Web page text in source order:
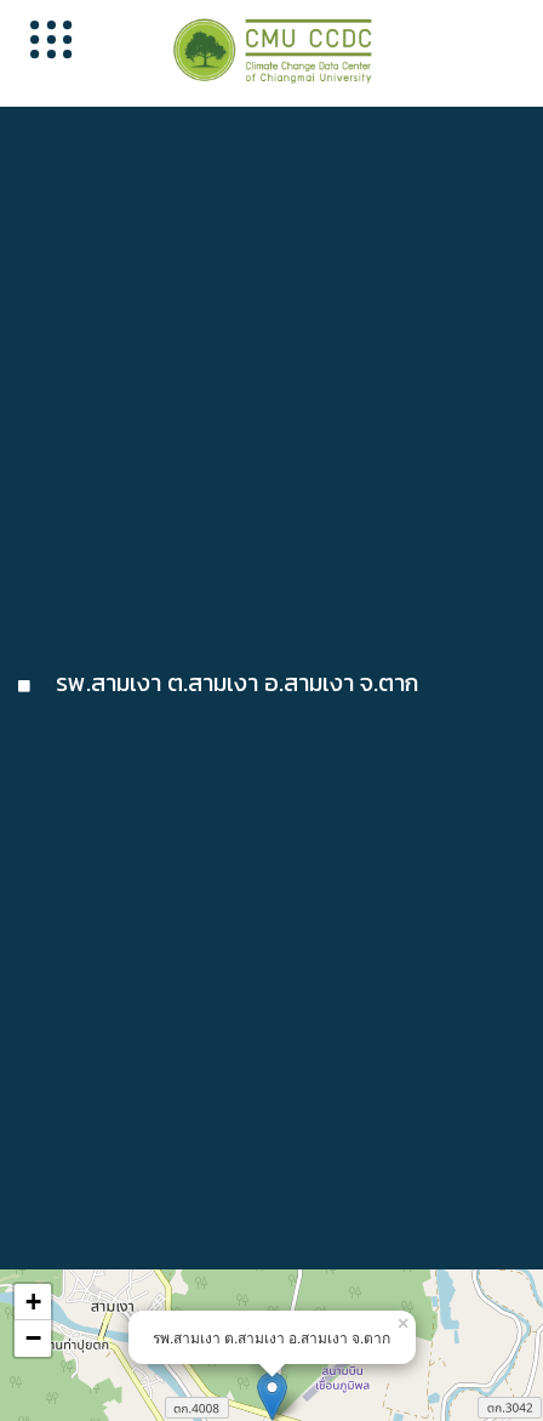
รพ.สามเงา​ ต.สามเงา อ.สามเงา จ.ตาก
รพ.สามเงา​ ต.สามเงา อ.สามเงา จ.ตาก
×
+
−